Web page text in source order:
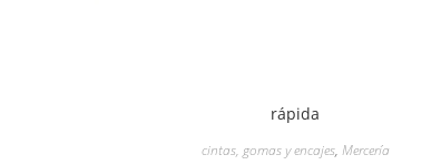
rápida
cintas, gomas y encajes, Mercería